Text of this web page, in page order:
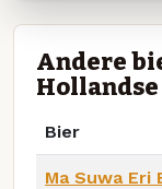
Andere
Bier
Ma Suwa Eri